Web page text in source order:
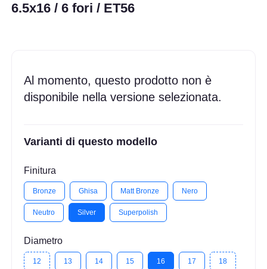
6.5x16 / 6 fori / ET56
Al momento, questo prodotto non è
disponibile nella versione selezionata.
Varianti di questo modello
Finitura
Bronze Ghisa Matt Bronze Nero
Neutro Silver Superpolish
Diametro
12 13 14 15 16 17 18